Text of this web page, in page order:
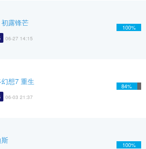
露锋芒
06-27 14:15
100%
想7 重生
06-03 21:37
84%
100%